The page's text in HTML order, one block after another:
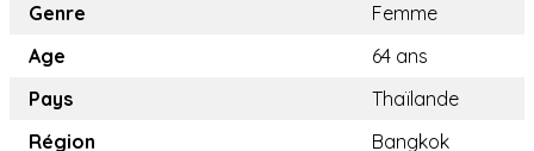
Genre
Femme
Age
64 ans
Pays
Thaïlande
Région
Bangkok